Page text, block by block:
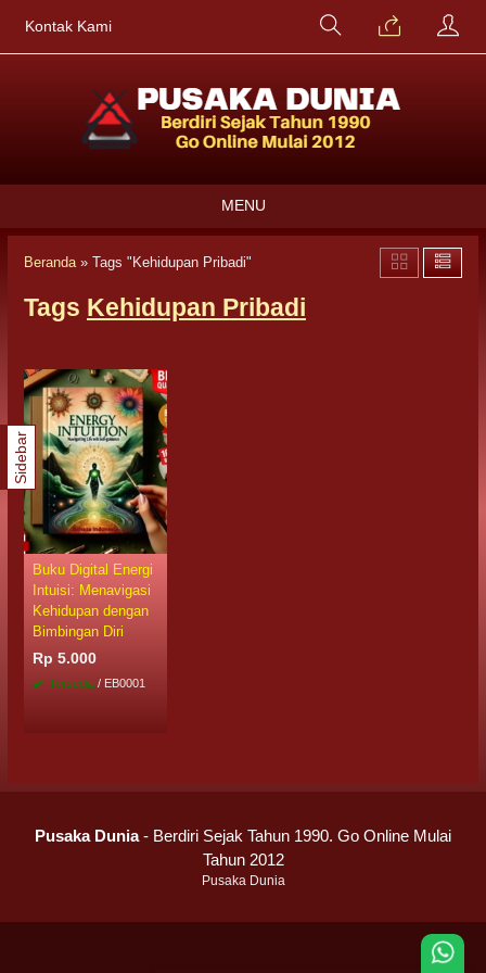
Kontak Kami
MENU
Beranda» Tags "Kehidupan Pribadi"
Tags Kehidupan Pribadi
Buku Digital Energi
Intuisi: Menavigasi
Kehidupan dengan
Bimbingan Diri
Rp 5.000
Tersedia / EB0001
Sidebar
Pusaka Dunia- Berdiri Sejak Tahun 1990. Go Online Mulai
Tahun 2012
Pusaka Dunia